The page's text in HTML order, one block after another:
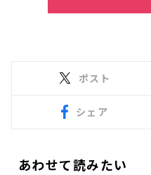
ポスト
シェア
あわせて読みたい